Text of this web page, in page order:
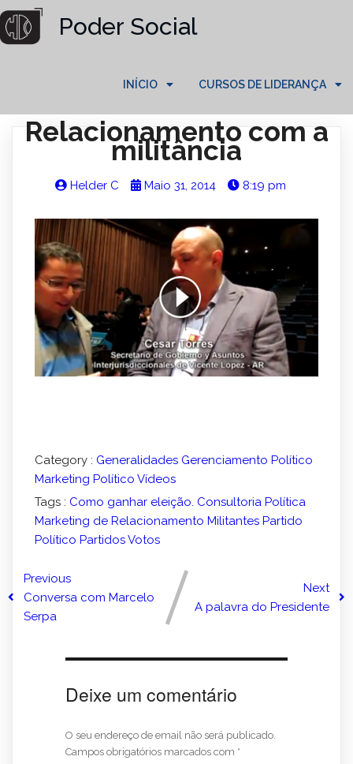
Poder Social
INÍCIO CURSOS DE LIDERANÇA
Relacionamento com a
militância
Helder C Maio 31, 2014 8:19 pm
Category : Generalidades Gerenciamento Político
Marketing Político Vídeos
Tags : Como ganhar eleição. Consultoria Política
Marketing de Relacionamento Militantes Partido
Político PartidosVotos
Previous
Conversa com Marcelo
Serpa
Next
A palavra do Presidente
Deixe um comentário
O seu endereço de email não será publicado.
Campos obrigatórios marcados com *